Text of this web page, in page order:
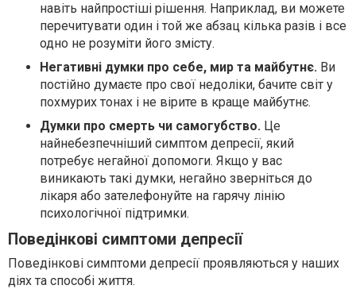
навіть найпростіші рішення. Наприклад, ви можете
перечитувати один і той же абзац кілька разів і все
одно не розуміти його змісту.
Негативні думки про себе, мир та майбутнє. Ви
постійно думаєте про свої недоліки, бачите світ у
похмурих тонах і не вірите в краще майбутнє.
Думки про смерть чи самогубство. Це
найнебезпечніший симптом депресії, який
потребує негайної допомоги. Якщо у вас
виникають такі думки, негайно зверніться до
лікаря або зателефонуйте на гарячу лінію
психологічної підтримки.
Поведінкові симптоми депресії
Поведінкові симптоми депресії проявляються у наших
діях та способі життя.